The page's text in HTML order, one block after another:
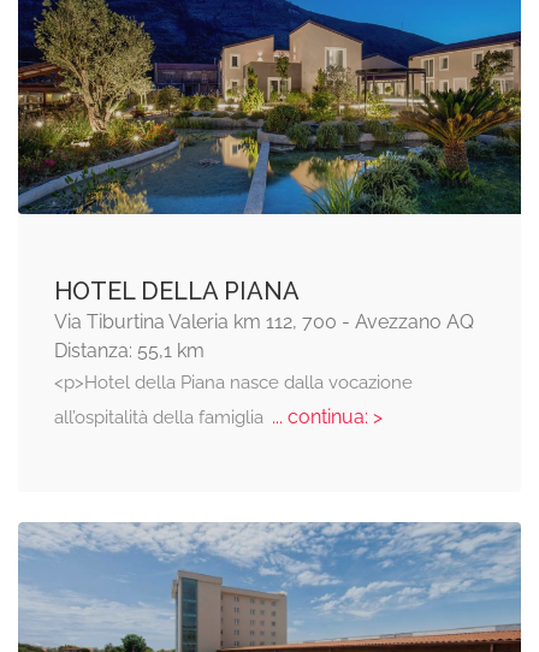
HOTEL DELLA PIANA
Via Tiburtina Valeria km 112, 700 - Avezzano AQ
Distanza: 55,1 km
<p>Hotel della Piana nasce dalla vocazione
all’ospitalità della famiglia ... continua: >